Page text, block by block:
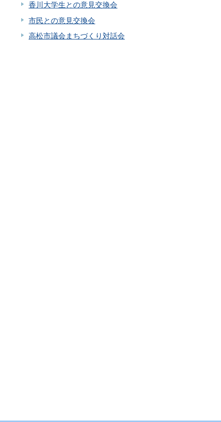
香川大学生との意見交換会
市民との意見交換会
高松市議会まちづくり対話会